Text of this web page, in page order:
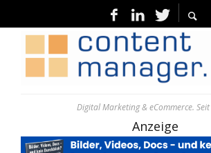
Digital Marketing & eCommerce.
Anzeige